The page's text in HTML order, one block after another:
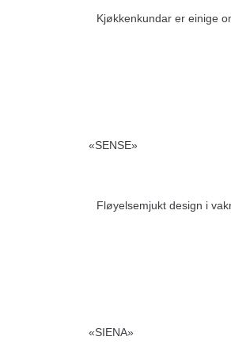
Kjøkkenkundar er einige
«SENSE»
Fløyelsemjukt design i
«SIENA»